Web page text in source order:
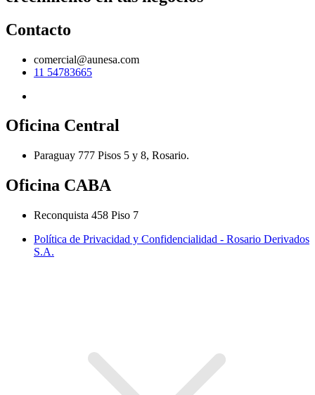
Contacto
comercial@aunesa.com
11 54783665
Oficina Central
Paraguay 777 Pisos 5 y 8, Rosario.
Oficina CABA
Reconquista 458 Piso 7
Política de Privacidad y Confidencialidad - Rosario Derivados
S.A.